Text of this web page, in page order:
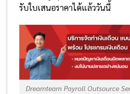
รับใบเสนอราคาได้แล้ววันนี้
Dreamteam Payroll Outsource